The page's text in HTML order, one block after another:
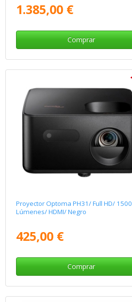
1.385,00 €
Comprar
Proyector Optoma PH31/ Full HD/ 1500
Lúmenes/ HDMI/ Negro
425,00 €
Comprar